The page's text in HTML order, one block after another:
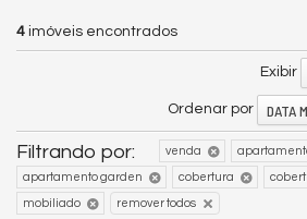
4 imóveis encontrados
Exibir
Ordenar por DATA
Filtrando por: venda
apartamento garden cobertura
mobiliado remover todos